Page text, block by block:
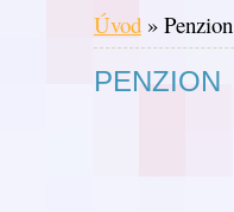
Úvod » Penzion
PENZION